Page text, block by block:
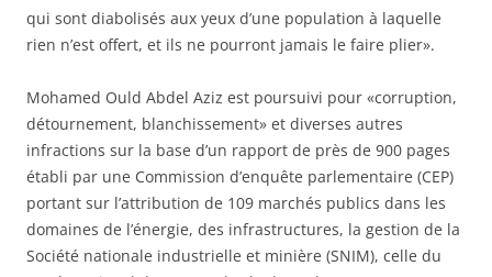
qui sont diabolisés aux yeux d’une population à laquelle
rien n’est offert, et ils ne pourront jamais le faire plier».
Mohamed Ould Abdel Aziz est poursuivi pour «corruption,
détournement, blanchissement» et diverses autres
infractions sur la base d’un rapport de près de 900 pages
établi par une Commission d’enquête parlementaire (CEP)
portant sur l’attribution de 109 marchés publics dans les
domaines de l’énergie, des infrastructures, la gestion de la
Société nationale industrielle et minière (SNIM), celle du